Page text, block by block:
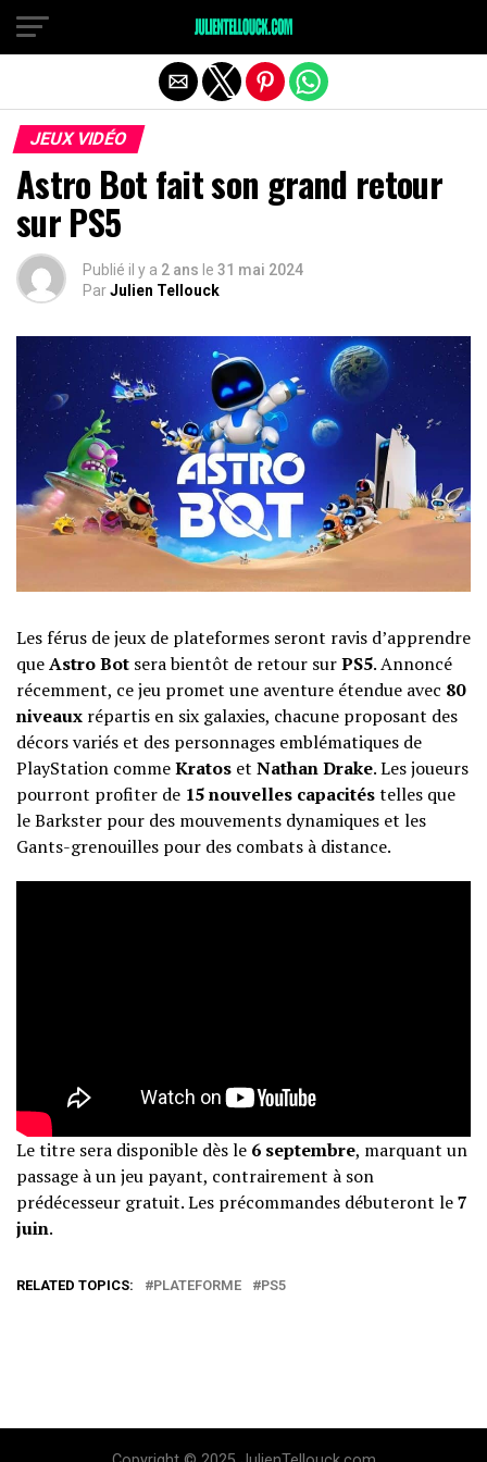
JEUX VIDÉO
Astro Bot fait son grand retour
sur PS5
Publié il y a 2 ans le 31 mai 2024
ParJulien Tellouck
Les férus de jeux de plateformes seront ravis d’apprendre
queAstro Bot sera bientôt de retour surPS5. Annoncé
récemment, ce jeu promet une aventure étendue avec 80
niveaux répartis en six galaxies, chacune proposant des
décors variés et des personnages emblématiques de
PlayStation commeKratos et Nathan Drake. Les joueurs
pourront profiter de 15 nouvelles capacitéstelles que
le Barkster pour des mouvements dynamiques et les
Gants-grenouilles pour des combats à distance.
Le titre sera disponible dès le 6 septembre, marquant un
passage à un jeu payant, contrairement à son
prédécesseur gratuit. Les précommandes débuteront le7
juin.
RELATED TOPICS: PLATEFORME PS5